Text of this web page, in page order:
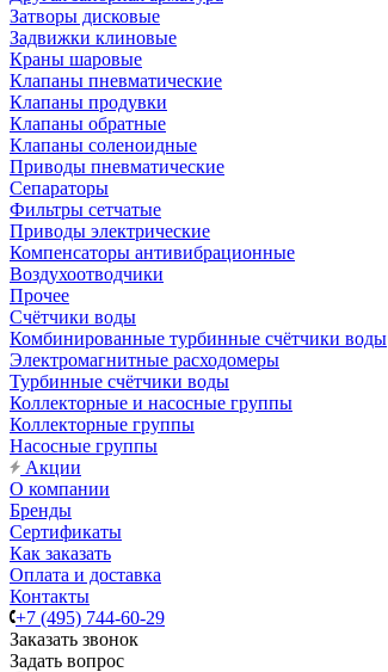
Затворы дисковые
Задвижки клиновые
Краны шаровые
Клапаны пневматические
Клапаны продувки
Клапаны обратные
Клапаны соленоидные
Приводы пневматические
Сепараторы
Фильтры сетчатые
Приводы электрические
Компенсаторы антивибрационные
Воздухоотводчики
Прочее
Счётчики воды
Комбинированные турбинные счётчики воды
Электромагнитные расходомеры
Турбинные счётчики воды
Коллекторные и насосные группы
Коллекторные группы
Насосные группы
Акции
О компании
Бренды
Сертификаты
Как заказать
Оплата и доставка
Контакты
+7 (495) 744-60-29
Заказать звонок
Задать вопрос